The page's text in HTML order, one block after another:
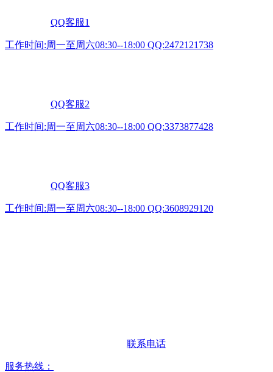
QQ客服1
工作时间:周一至周六08:30--18:00 QQ:2472121738
QQ客服2
工作时间:周一至周六08:30--18:00 QQ:3373877428
QQ客服3
工作时间:周一至周六08:30--18:00 QQ:3608929120
联系电话
服务热线：